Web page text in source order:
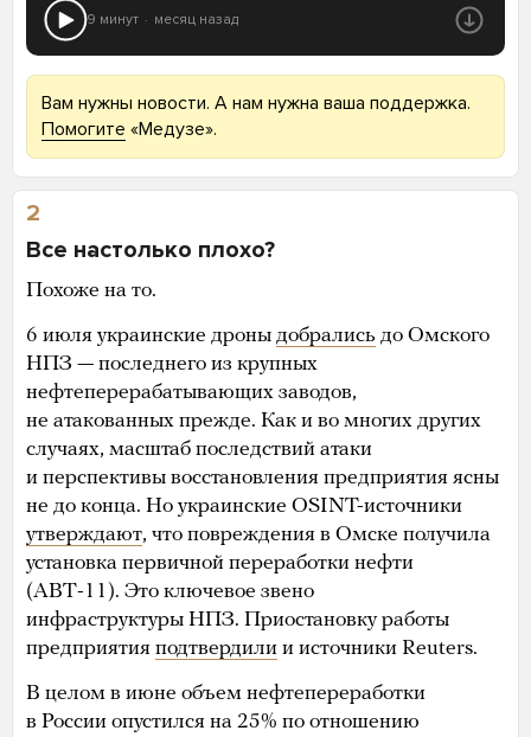
9 минут месяц назад
Вам нужны новости. А нам нужна ваша поддержка.
Помогите «Медузе».
2
Все настолько плохо?
Похоже на то.
6 июля украинские дроны добрались до Омского
НПЗ — последнего из крупных
нефтеперерабатывающих заводов,
не атакованных прежде. Как и во многих других
случаях, масштаб последствий атаки
и перспективы восстановления предприятия ясны
не до конца. Но украинские OSINT-источники
утверждают, что повреждения в Омске получила
установка первичной переработки нефти
(АВТ-11). Это ключевое звено
инфраструктуры НПЗ. Приостановку работы
предприятия подтвердили и источники Reuters.
В целом в июне объем нефтепереработки
в России опустился на 25% по отношению